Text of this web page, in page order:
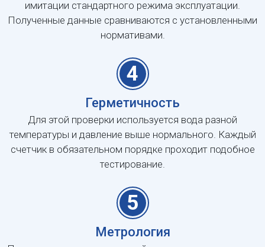
имитации стандартного режима эксплуатации.
Полученные данные сравниваются с установленными
нормативами.
4
Герметичность
Для этой проверки используется вода разной
температуры и давление выше нормального. Каждый
счетчик в обязательном порядке проходит подобное
тестирование.
5
Метрология